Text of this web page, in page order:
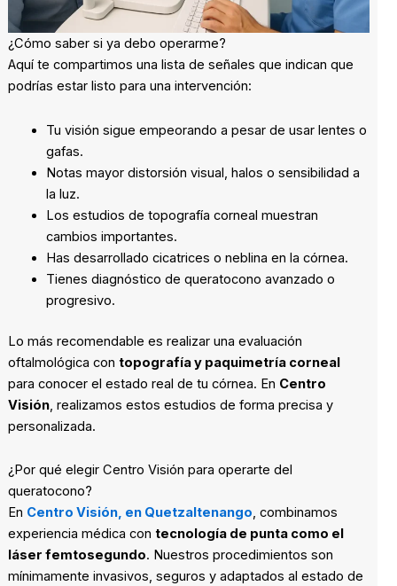
¿Cómo saber si ya debo operarme?
Aquí te compartimos una lista de señales que indican que
podrías estar listo para una intervención:
Tu visión sigue empeorando a pesar de usar lentes o
gafas.
Notas mayor distorsión visual, halos o sensibilidad a
la luz.
Los estudios de topografía corneal muestran
cambios importantes.
Has desarrollado cicatrices o neblina en la córnea.
Tienes diagnóstico de queratocono avanzado o
progresivo.
Lo más recomendable es realizar una evaluación
oftalmológica con topografía y paquimetría corneal
para conocer el estado real de tu córnea. En Centro
Visión, realizamos estos estudios de forma precisa y
personalizada.
¿Por qué elegir Centro Visión para operarte del
queratocono?
En Centro Visión, en Quetzaltenango, combinamos
experiencia médica con tecnología de punta como el
láser femtosegundo. Nuestros procedimientos son
mínimamente invasivos, seguros y adaptados al estado de